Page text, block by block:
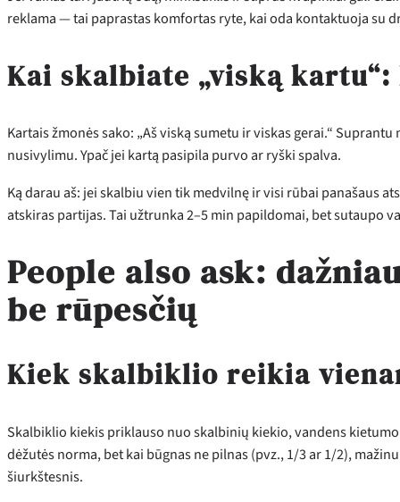
reklama — tai paprastas komfortas ryte, kai oda kontaktuoja su
Kai skalbiate „viską
Kartais žmonės sako: „Aš viską sumetu ir viskas gerai.“
nusivylimu. Ypač jei kartą pasipila purvo ar ryški spalva.
Ką darau aš: jei skalbiu vien tik medvilnę ir visi rūbai panašaus
atskiras partijas. Tai užtrunka 2–5 min papildomai, bet sutaupo
People also ask:
be rūpesčių
Kiek skalbiklio reikia
Skalbiklio kiekis priklauso nuo skalbinių kiekio, vandens
dėžutės norma, bet kai būgnas ne pilnas (pvz., 1/3 ar 1/2),
šiurkštesnis.